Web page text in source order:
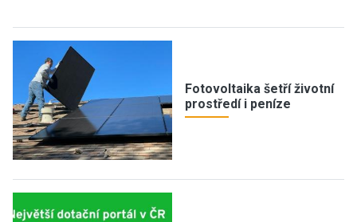
Fotovoltaika šetří životní
prostředí i peníze